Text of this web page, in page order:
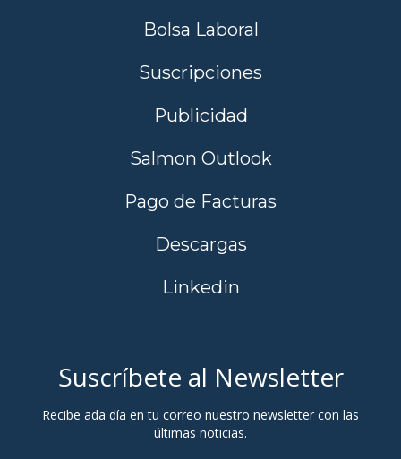
Bolsa Laboral
Suscripciones
Publicidad
Salmon Outlook
Pago de Facturas
Descargas
Linkedin
Suscríbete al Newsletter
Recibe ada día en tu correo nuestro newsletter con las
últimas noticias.